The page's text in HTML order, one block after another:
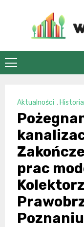
Aktualności , Historia
prac
Poznaniu